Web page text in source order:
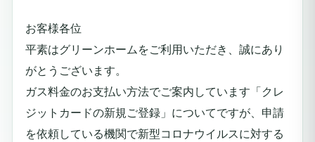
お客様各位
平素はグリーンホームをご利用いただき、誠にあり
がとうございます。
ガス料金のお支払い方法でご案内しています「クレ
ジットカードの新規ご登録」についてですが、申請
を依頼している機関で新型コロナウイルスに対する